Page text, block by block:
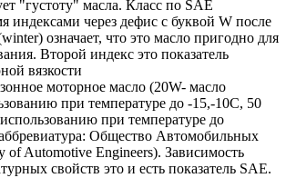
"густоту" масла. Класс по SAE
индексами через дефис с буквой W после
означает, что это масло пригодно для
Второй индекс это показатель
вязкости
моторное масло (20W- масло
при температуре до -15,-10С, 50
при температуре до
Общество Автомобильных
of Automotive Engineers). Зависимость
свойств это и есть показатель SAE.